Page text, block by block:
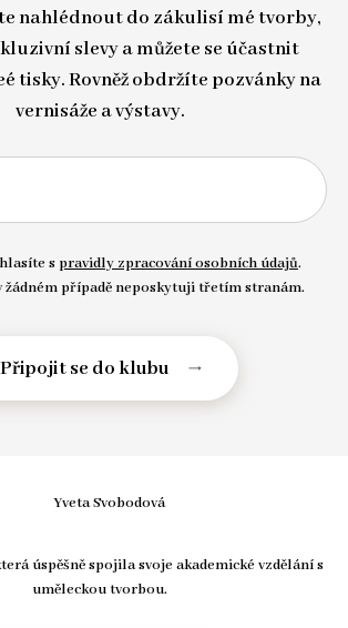
nahlédnout do zákulisí mé tvorby,
slevy a můžete se účastnit
tisky. Rovněž obdržíte pozvánky na
vernisáže a výstavy.
s pravidly zpracování osobních údajů.
žádném případě neposkytuji třetím stranám.
úspěšně spojila svoje akademické vzdělání s
uměleckou tvorbou.